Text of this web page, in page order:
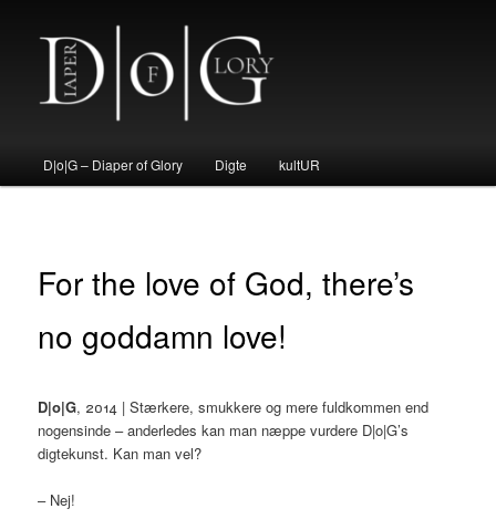
D|o|G – Diaper of Glory
D|o|G – Diaper of Glory Digte kultUR
For the love of God, there’s
no goddamn love!
D|o|G, 2014 | Stærkere, smukkere og mere fuldkommen end
nogensinde – anderledes kan man næppe vurdere D|o|G’s
digtekunst. Kan man vel?
– Nej!